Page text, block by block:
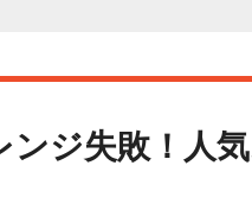
ンジ失敗！人